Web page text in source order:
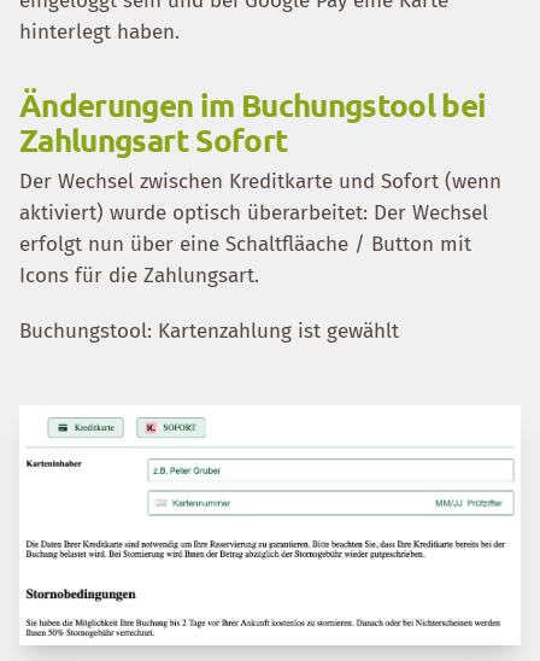
hinterlegt haben.
Änderungen im Buchungstool bei
Zahlungsart Sofort
Der Wechsel zwischen Kreditkarte und Sofort (wenn
aktiviert) wurde optisch überarbeitet: Der Wechsel
erfolgt nun über eine Schaltfläache / Button mit
Icons für die Zahlungsart.
Buchungstool: Kartenzahlung ist gewählt